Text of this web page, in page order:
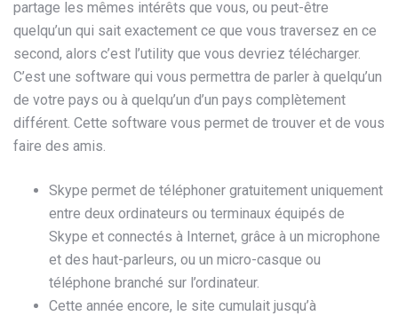
partage les mêmes intérêts que vous, ou peut-être
quelqu’un qui sait exactement ce que vous traversez en ce
second, alors c’est l’utility que vous devriez télécharger.
C’est une software qui vous permettra de parler à quelqu’un
de votre pays ou à quelqu’un d’un pays complètement
différent. Cette software vous permet de trouver et de vous
faire des amis.
Skype permet de téléphoner gratuitement uniquement
entre deux ordinateurs ou terminaux équipés de
Skype et connectés à Internet, grâce à un microphone
et des haut-parleurs, ou un micro-casque ou
téléphone branché sur l’ordinateur.
Cette année encore, le site cumulait jusqu’à